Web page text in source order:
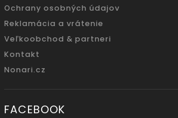
Ochrany osobných údajov
Reklamácia a vrátenie
Veľkoobchod & partneri
Kontakt
Nonari.cz
FACEBOOK